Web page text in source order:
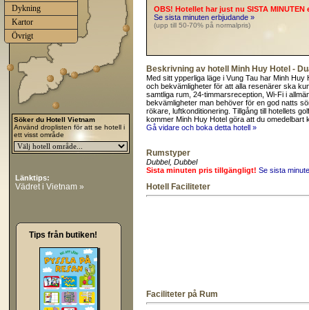
OBS! Hotellet har just nu SISTA MINUTEN
Se sista minuten erbjudande »
(upp till 50-70% på normalpris)
Beskrivning av hotell Minh Huy Hotel -
Med sitt ypperliga läge i Vung Tau har Minh
och bekvämligheter för att alla resenärer ska
samtliga rum, 24-timmarsreception, Wi-Fi i
bekvämligheter man behöver för en god natts
rökare, luftkonditionering. Tillgång till hotellets
kommer Minh Huy Hotel göra att du omedelbart
Gå vidare och boka detta hotell »
Rumstyper
Dubbel, Dubbel
Sista minuten pris tillgängligt! Se sista
Hotell Faciliteter
Faciliteter på Rum
Söker du Hotell Vietnam
Använd droplisten för att se hotell i
ett visst område
Länktips:
Vädret i Vietnam »
Tips från butiken!
Dykning
Kartor
Övrigt